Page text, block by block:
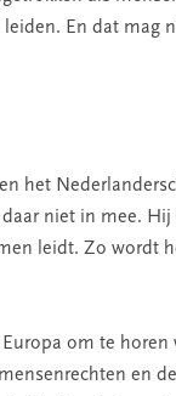
En dat mag
het
niet in mee.
leidt. Zo wordt
Europa om te
en